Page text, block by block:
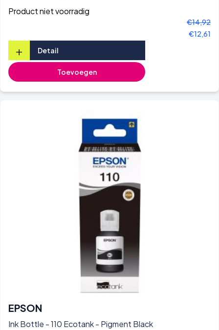
Product niet voorradig
€14,92
€12,61
+ Detail
Toevoegen
EPSON
Ink Bottle - 110 Ecotank - Pigment Black